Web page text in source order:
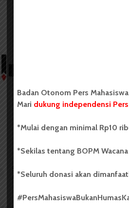
Badan Otonom Pers
mahasiswa Universitas
Akreditasi A
Badan Otonom Pers
Mari dukung independensi
*Mulai dengan minimal Rp10
*Sekilas tentang BOPM
*Seluruh donasi akan